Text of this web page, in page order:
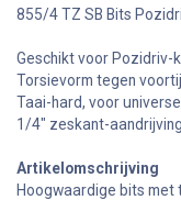
855/4 TZ SB Bits
Geschikt voor Pozidriv-
Torsievorm tegen
Taai-hard, voor
1/4" zeskant-
Artikelomschrijving
Hoogwaardige bits met